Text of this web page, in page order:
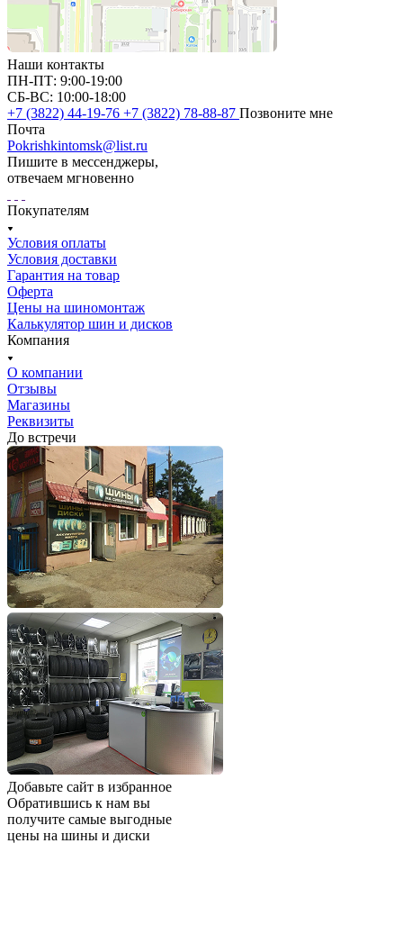
Наши контакты
ПН-ПТ: 9:00-19:00
СБ-ВС: 10:00-18:00
+7 (3822) 44-19-76 +7 (3822) 78-88-87 Позвоните мне
Почта
Pokrishkintomsk@list.ru
Пишите в мессенджеры,
отвечаем мгновенно
Покупателям
Условия оплаты
Условия доставки
Гарантия на товар
Оферта
Цены на шиномонтаж
Калькулятор шин и дисков
Компания
О компании
Отзывы
Магазины
Реквизиты
До встречи
Добавьте сайт в избранное
Обратившись к нам вы
получите самые выгодные
цены на шины и диски